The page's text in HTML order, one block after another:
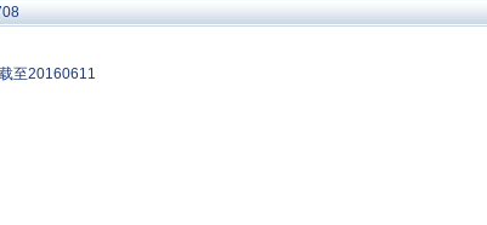
至20160611